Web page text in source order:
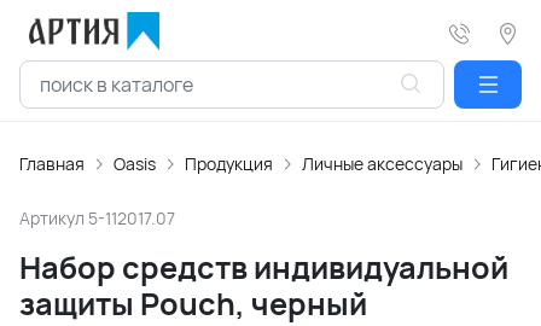
Главная Oasis Продукция Личные аксессуары
Артикул 5-112017.07
Набор средств индивидуальной
защиты Pouch, черный